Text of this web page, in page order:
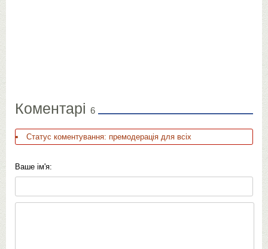
Коментарі 6
Статус коментування: премодерація для всіх
Ваше ім'я: